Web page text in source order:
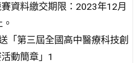
賽資料繳交期限：2023年12月
「第三屆全國高中醫療科技創
動簡章」1